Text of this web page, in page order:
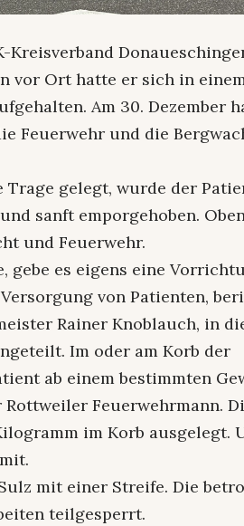
Kreisverband
vor Ort hatte er sich in
Am 30. Dezember
Feuerwehr und die
gelegt, wurde der
sanft emporgehoben.
und Feuerwehr.
gebe es eigens eine
von Patienten,
Rainer Knoblauch, in
Im oder am Korb der
ab einem bestimmten
Feuerwehrmann.
im Korb ausgelegt.
mit einer Streife. Die
teilgesperrt.